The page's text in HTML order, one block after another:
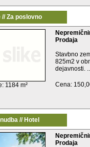
Za poslovno
1184 m²
Prodaja
Stavbno
825m2 v
dejavnosti.
Cena:
// Hotel
Prodaja